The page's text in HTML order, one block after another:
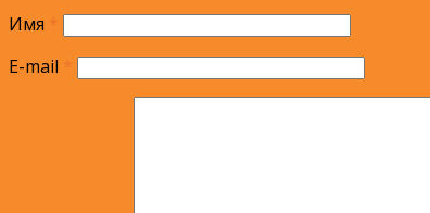
Имя *
E-mail *